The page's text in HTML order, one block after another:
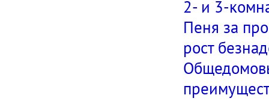
2- и 3-
Пеня за
рост